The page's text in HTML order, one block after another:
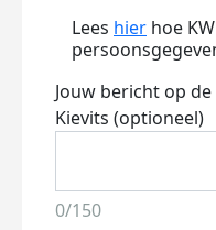
Lees hier hoe
Jouw bericht op
Kievits (optioneel)
0/150